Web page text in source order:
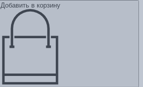
Добавить в корзину